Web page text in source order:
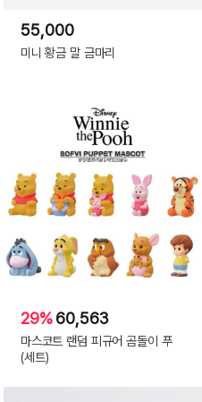
55,000
미니 황금 말 금마리
29%60,563
마스코트 랜덤 피규어 곰돌이 푸
(세트)